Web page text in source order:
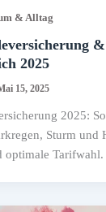
& Alltag
2025
15, 2025
2025:
Sturm und
optimale Tarifwahl.